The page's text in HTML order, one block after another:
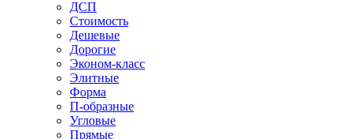
ДСП
Стоимость
Дешевые
Дорогие
Эконом-класс
Элитные
Форма
П-образные
Угловые
Прямые